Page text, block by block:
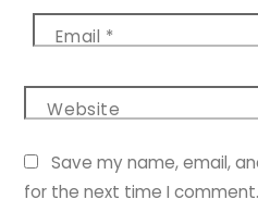
Email *
Website
Save my name, email,
for the next time I comment.